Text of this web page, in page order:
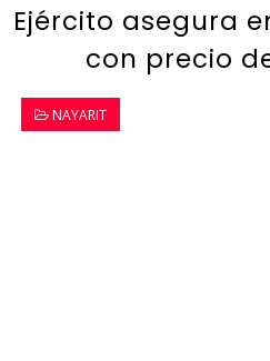
Ejército asegura
con precio
NAYARIT